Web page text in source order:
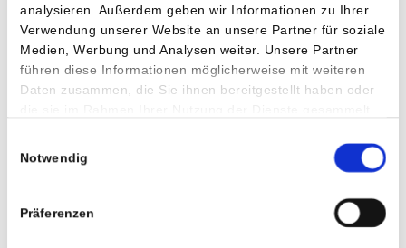
analysieren. Außerdem geben wir Informationen zu Ihrer
Verwendung unserer Website an unsere Partner für soziale
Medien, Werbung und Analysen weiter. Unsere Partner
führen diese Informationen möglicherweise mit weiteren
Daten zusammen, die Sie ihnen bereitgestellt haben oder
Notwendig
Präferenzen
Über die Privatklinik Villach
1985 errichtet, setzte die Privatklinik Villach von Beginn an
auf höchste technische Standards und ein breites
medizinisches Leistungsspektrum. Heute deckt die Klinik mit
Neurologie, Chirurgie, Gynäkologie, Brustambulanz,
Wirbelsäulen- & Neurochirurgie, Orthopädie und Anästhesie
Nuklearmedizin einen wichtigen Teil der regionalen